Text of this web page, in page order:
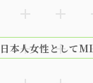
本人女性として